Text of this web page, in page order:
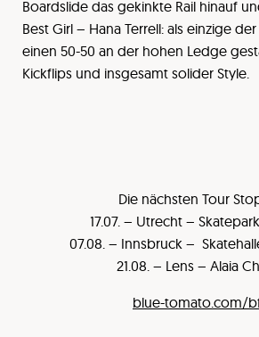
Boardslide das gekinkte Rail hinauf
Best Girl – Hana Terrell: als einzige
einen 50-50 an der hohen Ledge
Kickflips und insgesamt solider Style.
Die nächsten Tour
17.07. – Utrecht –
07.08. – Innsbruck –
21.08. – Lens – Alaia
blue-tomato.com/